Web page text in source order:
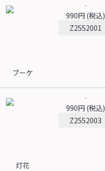
ブーケ
‐
990円 (税込)
Z2552001
灯花
‐
990円 (税込)
Z2552003